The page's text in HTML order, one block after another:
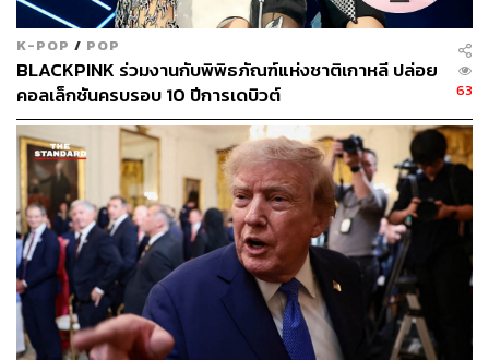
การบรรจบกันของ 2 ปัจจัยนี้ ทำให้เกิด ภาวะคอขวดของ
เศรษฐกิจ(Economic Bottleneck) ที่มีความต้องการสูงมากแต่
ซัพพลายตามไม่ทัน ประกอบกับอุตสาหกรรมเหล่านี้มีกำแพง
การเข้าถึง (Barrier to Entry) สูง และต้องใช้เวลาก่อสร้างนาน
ตลาดทุนจึงเริ่มหันมาให้มูลค่าส่วนเพิ่ม (Premium) กับธุรกิจ
กลุ่มที่ครอบครองสินทรัพย์ที่เป็นคอขวดเหล่านี้ ซึ่งในทาง
อักษรย่อทางการเงินเรียกว่ากลุ่ม HALO (Heavy Asset, Low
Obsolescence) หรือกลุ่มสินทรัพย์หนักที่มีความเสี่ยงล้าสมัย
ต่ำนั่นเอง
ส่องกลุ่ม ‘ผู้ชนะ – ผู้แพ้’ ในภูมิทัศน์ใหม่
K-POP / POP
BLACKPINK ร่วมงานกับพิพิธภัณฑ์แห่งชาติเกาหลี ปล่อย
คอลเล็กชันครบรอบ 10 ปีการเดบิวต์
63